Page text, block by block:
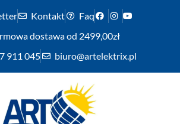
Kontakt
Faq
dostawa od 2499,00zł
911 045
biuro@artelektrix.pl